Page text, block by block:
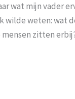
wat mijn vader
wilde weten: wat
mensen zitten